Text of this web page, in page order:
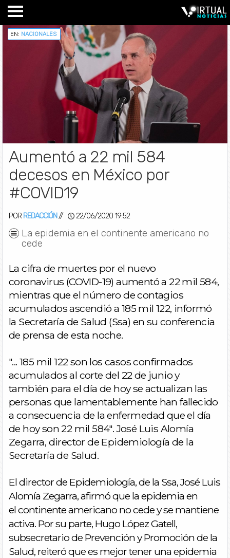
EN: NACIONALES
Aumentó a 22 mil 584
decesos en México por
#COVID19
POR REDACCIÓN // 22/06/2020 19:52
La epidemia en el continente americano no
cede
La cifra de muertes por el nuevo
coronavirus (COVID-19) aumentó a 22 mil 584,
mientras que el número de contagios
acumulados ascendió a 185 mil 122, informó
la Secretaría de Salud (Ssa) en su conferencia
de prensa de esta noche.
"... 185 mil 122 son los casos confirmados
acumulados al corte del 22 de junio y
también para el día de hoy se actualizan las
personas que lamentablemente han fallecido
a consecuencia de la enfermedad que el día
de hoy son 22 mil 584". José Luis Alomía
Zegarra, director de Epidemiología de la
Secretaría de Salud.
El director de Epidemiología, de la Ssa, José Luis
Alomía Zegarra, afirmó que la epidemia en
el continente americano no cede y se mantiene
activa. Por su parte, Hugo López Gatell,
subsecretario de Prevención y Promoción de la
Salud, reiteró que es mejor tener una epidemia